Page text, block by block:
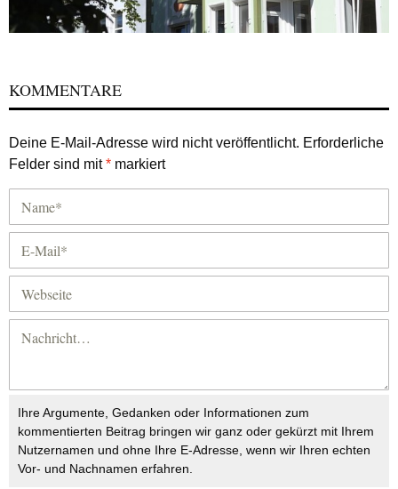
KOMMENTARE
Deine E-Mail-Adresse wird nicht veröffentlicht. Erforderliche
Felder sind mit* markiert
Ihre Argumente, Gedanken oder Informationen zum
kommentierten Beitrag bringen wir ganz oder gekürzt mit Ihrem
Nutzernamen und ohne Ihre E-Adresse, wenn wir Ihren echten
Vor- und Nachnamen erfahren.